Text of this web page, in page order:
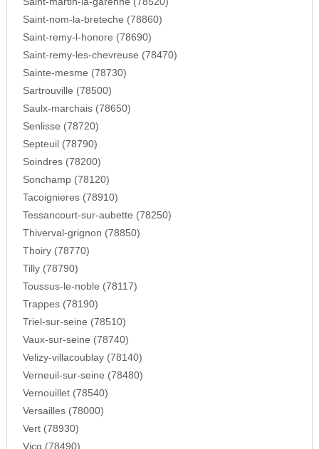
Saint-nom-la-breteche (78860)
Saint-remy-l-honore (78690)
Saint-remy-les-chevreuse (78470)
Sainte-mesme (78730)
Sartrouville (78500)
Saulx-marchais (78650)
Senlisse (78720)
Septeuil (78790)
Soindres (78200)
Sonchamp (78120)
Tacoignieres (78910)
Tessancourt-sur-aubette (78250)
Thiverval-grignon (78850)
Thoiry (78770)
Tilly (78790)
Toussus-le-noble (78117)
Trappes (78190)
Triel-sur-seine (78510)
Vaux-sur-seine (78740)
Velizy-villacoublay (78140)
Verneuil-sur-seine (78480)
Vernouillet (78540)
Versailles (78000)
Vert (78930)
Vicq (78490)